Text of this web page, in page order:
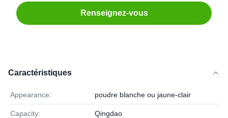
Renseignez-vous
Caractéristiques
Appearance: poudre blanche ou jaune-clair
Capacity: Qingdao